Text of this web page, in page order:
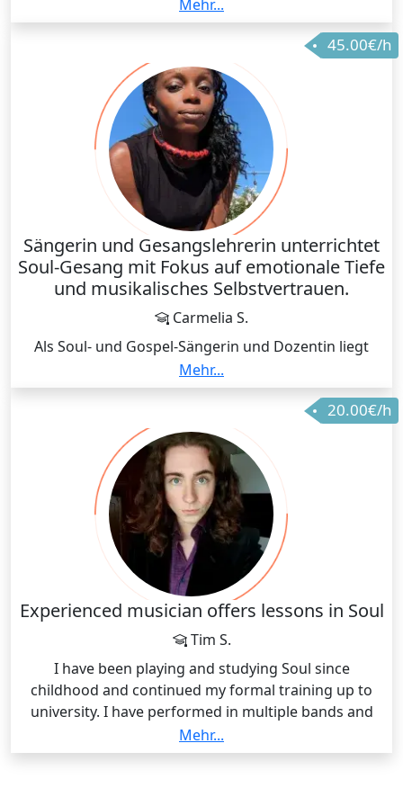
Darüber hinaus bin ich als freie Musikerin auf
verschiedenen Veranstaltungen tätig. Vor allem im
Gesangsbereich spiele ich gerne Stücke, die aus dem
Pop oder Soul kommen und gebe diese Fähigkeiten
gerne weiter.
Mehr...
45.00€/h
Sängerin und Gesangslehrerin unterrichtet
Soul-Gesang mit Fokus auf emotionale Tiefe
und musikalisches Selbstvertrauen.
Carmelia S.
Als Soul- und Gospel-Sängerin und Dozentin liegt
mein Fokus auf Emotion, Stimmfarbe und dem
authentischen Ausdruck. Ich helfe dir, deine Soul-
Stimme zu entdecken und zu entwickeln.
Mehr...
20.00€/h
Experienced musician offers lessons in Soul
Tim S.
I have been playing and studying Soul since
childhood and continued my formal training up to
university. I have performed in multiple bands and
ensembles specializing in Soul, both in school and
professionally. With years of practical experience, I
Mehr...